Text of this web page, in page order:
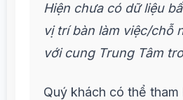
Hiện chưa có dữ liệu
vị trí bàn làm việc/chỗ
với cung Trung Tâm
Quý khách có thể